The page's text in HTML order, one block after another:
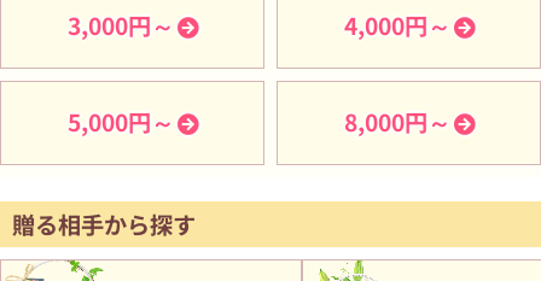
3,000円～ 4,000円～
5,000円～ 8,000円～
贈る相手から探す